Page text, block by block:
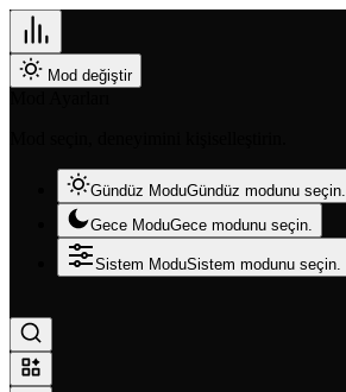
Mod değiştir
Gündüz ModuGündüz modunu seçin.
Gece ModuGece modunu seçin.
Sistem ModuSistem modunu seçin.